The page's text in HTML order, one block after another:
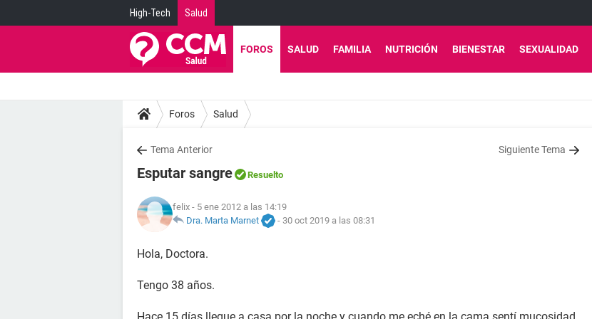
High-Tech Salud
FOROS SALUD FAMILIA NUTRICIÓN BIENESTAR SEXUALIDAD
Foros Salud
Tema Anterior Siguiente Tema
Esputar sangre Resuelto
felix - 5 ene 2012 a las 14:19
Dra. Marta Marnet
- 30 oct 2019 a las 08:31
Hola, Doctora.
Tengo 38 años.